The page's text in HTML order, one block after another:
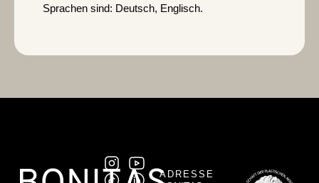
Sprachen sind: Deutsch, Englisch.
ADRESSE